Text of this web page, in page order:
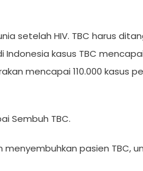
setelah HIV. TBC harus
kasus TBC
mencapai 110.000 kasus
Sembuh TBC.
pasien TBC,